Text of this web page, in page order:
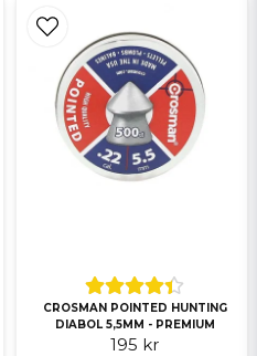
CROSMAN POINTED HUNTING
DIABOL 5,5MM - PREMIUM
195 kr